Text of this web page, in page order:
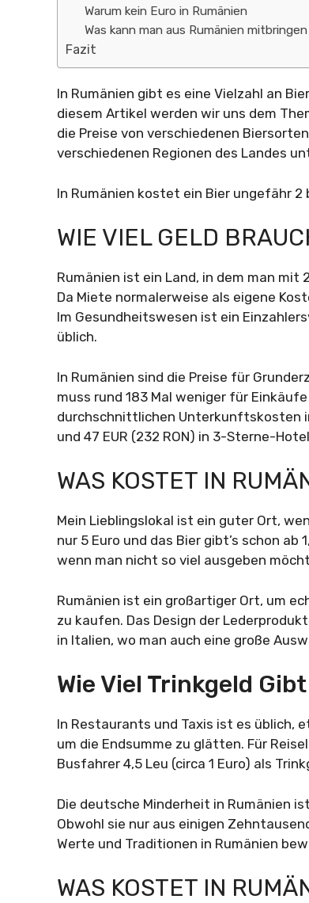
Warum kein Euro in Rumänien
Was kann man aus Rumänien mitbringen
Fazit
In Rumänien gibt es eine Vielzahl an
diesem Artikel werden wir uns dem
die Preise von verschiedenen
verschiedenen Regionen des Landes
In Rumänien kostet ein Bier ungefähr 2
WIE VIEL GELD
Rumänien ist ein Land, in dem man mit
Da Miete normalerweise als eigene
Im Gesundheitswesen ist ein
üblich.
In Rumänien sind die Preise für
muss rund 183 Mal weniger für
durchschnittlichen Unterkunftskosten
und 47 EUR (232 RON) in 3-Sterne-
WAS KOSTET IN
Mein Lieblingslokal ist ein guter Ort,
nur 5 Euro und das Bier gibt’s schon ab
wenn man nicht so viel ausgeben
Rumänien ist ein großartiger Ort, um
zu kaufen. Das Design der
in Italien, wo man auch eine große
Wie Viel Trinkgeld
In Restaurants und Taxis ist es üblich,
um die Endsumme zu glätten. Für
Busfahrer 4,5 Leu (circa 1 Euro) als
Die deutsche Minderheit in Rumänien
Obwohl sie nur aus einigen
Werte und Traditionen in Rumänien
WAS KOSTET IN